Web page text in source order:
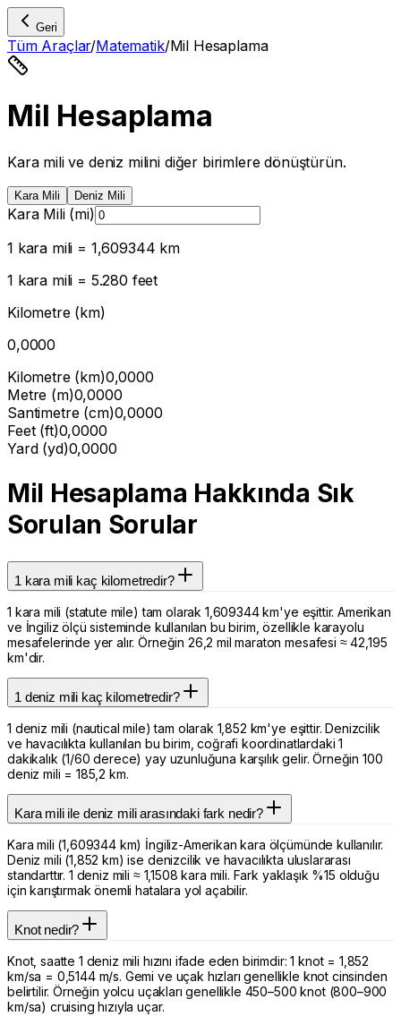
Geri
Tüm Araçlar/Matematik/Mil Hesaplama
Mil Hesaplama
Kara mili ve deniz milini diğer birimlere dönüştürün.
Kara Mili Deniz Mili
Kara Mili (mi)
1 kara mili = 1,609344 km
1 kara mili = 5.280 feet
Kilometre (km)
0,0000
Kilometre (km)0,0000
Metre (m)0,0000
Santimetre (cm)0,0000
Feet (ft)0,0000
Yard (yd)0,0000
Mil Hesaplama Hakkında Sık
Sorulan Sorular
1 kara mili kaç kilometredir?
1 kara mili (statute mile) tam olarak 1,609344 km'ye eşittir. Amerikan
ve İngiliz ölçü sisteminde kullanılan bu birim, özellikle karayolu
mesafelerinde yer alır. Örneğin 26,2 mil maraton mesafesi ≈ 42,195
km'dir.
1 deniz mili kaç kilometredir?
1 deniz mili (nautical mile) tam olarak 1,852 km'ye eşittir. Denizcilik
ve havacılıkta kullanılan bu birim, coğrafi koordinatlardaki 1
dakikalık (1/60 derece) yay uzunluğuna karşılık gelir. Örneğin 100
deniz mili = 185,2 km.
Kara mili ile deniz mili arasındaki fark nedir?
Kara mili (1,609344 km) İngiliz-Amerikan kara ölçümünde kullanılır.
Deniz mili (1,852 km) ise denizcilik ve havacılıkta uluslararası
standarttır. 1 deniz mili ≈ 1,1508 kara mili. Fark yaklaşık %15 olduğu
için karıştırmak önemli hatalara yol açabilir.
Knot nedir?
Knot, saatte 1 deniz mili hızını ifade eden birimdir: 1 knot = 1,852
km/sa = 0,5144 m/s. Gemi ve uçak hızları genellikle knot cinsinden
belirtilir. Örneğin yolcu uçakları genellikle 450–500 knot (800–900
km/sa) cruising hızıyla uçar.